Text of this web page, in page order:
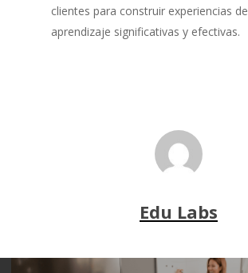
clientes para construir experiencias de
aprendizaje significativas y efectivas.
Edu Labs